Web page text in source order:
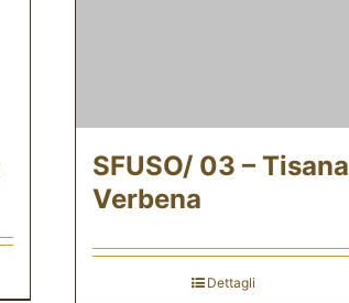
SFUSO/ 03 – Tisana
Verbena
Dettagli